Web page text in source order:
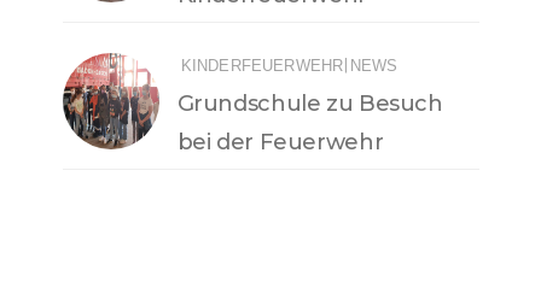
KINDERFEUERWEHR NEWS
Grundschule zu Besuch
bei der Feuerwehr